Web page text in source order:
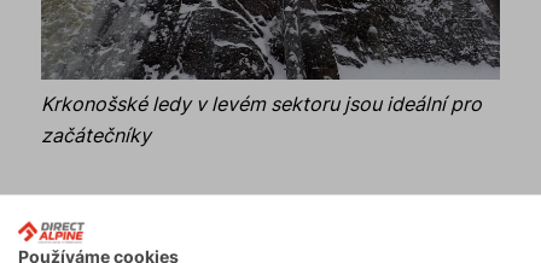
Krkonošské ledy v levém sektoru jsou ideální pro
začátečníky
Používáme cookies